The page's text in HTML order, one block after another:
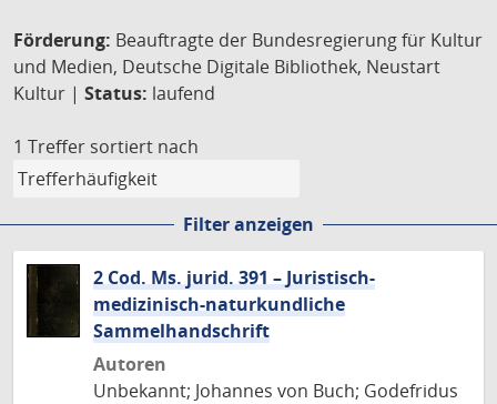
Förderung: Beauftragte der Bundesregierung für Kultur
und Medien, Deutsche Digitale Bibliothek, Neustart
Kultur | Status: laufend
1 Treffer sortiert nach
Filter anzeigen
2 Cod. Ms. jurid. 391 – Juristisch-
medizinisch-naturkundliche
Sammelhandschrift
Autoren
Unbekannt; Johannes von Buch; Godefridus